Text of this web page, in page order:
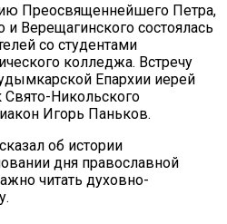
Преосвященнейшего Петра,
Верещагинского состоялась
со студентами
колледжа. Встречу
Епархии иерей
Никольского
Игорь Паньков.
об истории
дня православной
читать духовно-